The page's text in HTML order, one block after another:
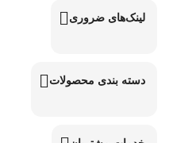
لینک‌های ضروری
دسته بندی محصولات